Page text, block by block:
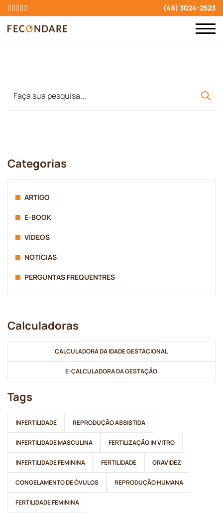
(48) 3024-2523
Categorias
ARTIGO
E-BOOK
VÍDEOS
NOTÍCIAS
PERGUNTAS FREQUENTRES
Tags
INFERTILIDADE REPRODUÇÃO ASSISTIDA
INFERTILIDADE MASCULINA FERTILIZAÇÃO IN VITRO
INFERTILIDADE FEMININA FERTILIDADE GRAVIDEZ
CONGELAMENTO DE ÓVULOS REPRODUÇÃO HUMANA
FERTILIDADE FEMININA
Calculadoras
CALCULADORA DA IDADE GESTACIONAL
E-CALCULADORA DA GESTAÇÃO